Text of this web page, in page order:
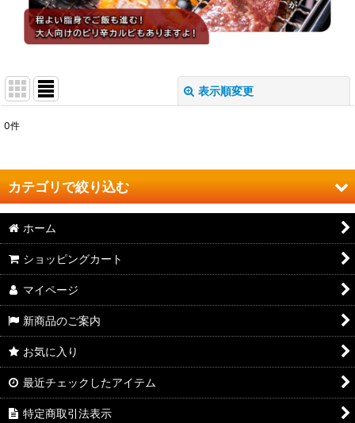
表示順変更
並び順:
0件
カテゴリで絞り込む
よしやす焼肉 (全商品)
ジンギスカン
カルビ
サガリ
ホルモン
こにく
ホーム
ショッピングカート
マイページ
新商品のご案内
お気に入り
最近チェックしたアイテム
特定商取引法表示